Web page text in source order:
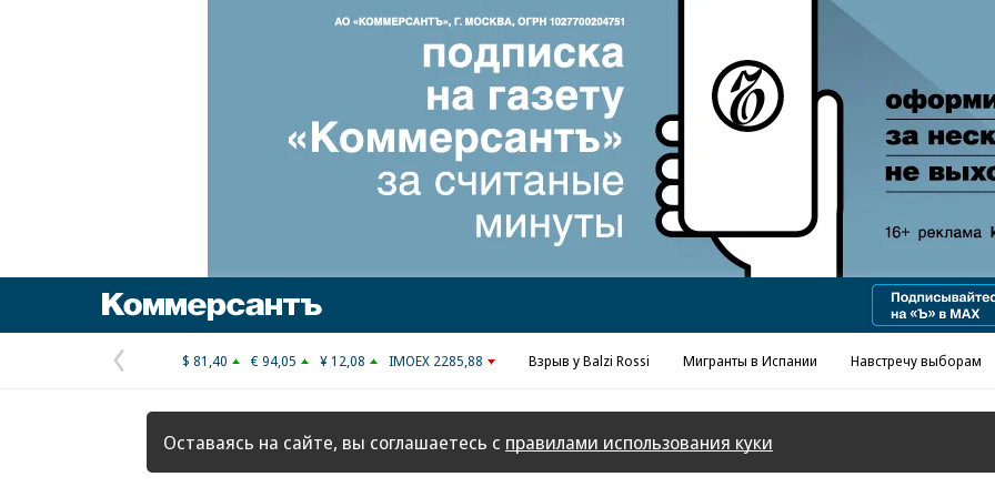
Реклама в «Ъ» www.kommersant.ru/ad
Предыдущая
страница
$ 81,40 € 94,05 ¥ 12,08 IMOEX 2285,88 Взрыв у Balzi Rossi Мигранты в Испании Навстречу выборам
Оставаясь на сайте, вы соглашаетесь с правилами использования куки